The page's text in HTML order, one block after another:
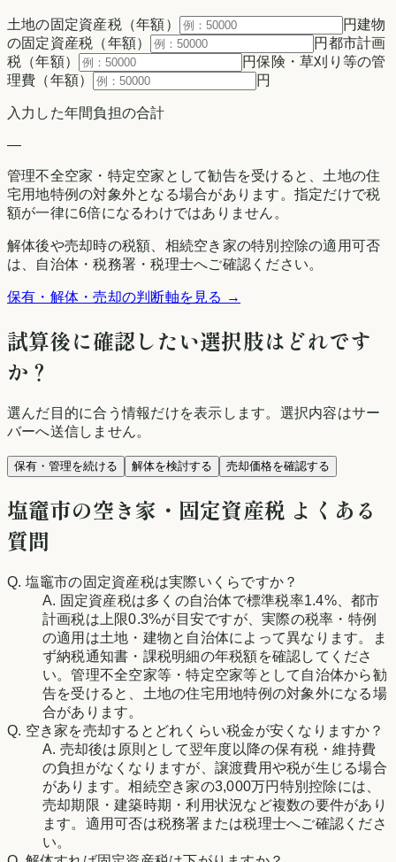
土地の固定資産税（年額） 円建物
の固定資産税（年額）
円 都市計画
税（年額）
円保険・草刈り等の管
理費（年額）
円
入力した年間負担の合計
—
管理不全空家・特定空家として勧告を受けると、土地の住
宅用地特例の対象外となる場合があります。指定だけで税
額が一律に6倍になるわけではありません。
解体後や売却時の税額、相続空き家の特別控除の適用可否
は、自治体・税務署・税理士へご確認ください。
保有・解体・売却の判断軸を見る →
試算後に確認したい選択肢はどれです
か？
選んだ目的に合う情報だけを表示します。選択内容はサー
バーへ送信しません。
保有・管理を続ける 解体を検討する 売却価格を確認する
塩竈市の空き家・固定資産税 よくある
質問
Q. 塩竈市の固定資産税は実際いくらですか？
A. 固定資産税は多くの自治体で標準税率1.4%、都市
計画税は上限0.3%が目安ですが、実際の税率・特例
の適用は土地・建物と自治体によって異なります。ま
ず納税通知書・課税明細の年税額を確認してくださ
い。管理不全空家等・特定空家等として自治体から勧
告を受けると、土地の住宅用地特例の対象外になる場
合があります。
Q. 空き家を売却するとどれくらい税金が安くなりますか？
A. 売却後は原則として翌年度以降の保有税・維持費
の負担がなくなりますが、譲渡費用や税が生じる場合
があります。相続空き家の3,000万円特別控除には、
売却期限・建築時期・利用状況など複数の要件があり
ます。適用可否は税務署または税理士へご確認くださ
い。